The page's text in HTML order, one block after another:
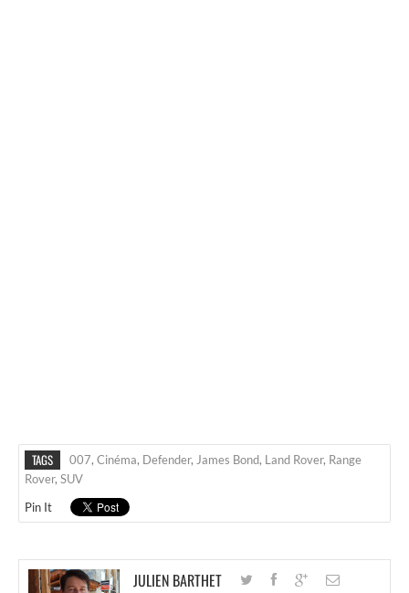
TAGS 007, Cinéma, Defender, James Bond, Land Rover, Range
Rover, SUV
Pin It
JULIEN BARTHET